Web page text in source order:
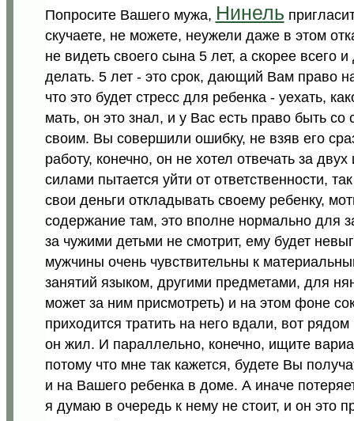
Попросите Вашего мужа, Нинель
скучаете, не можете, неужели даже в этом
не видеть своего сына 5 лет, а скорее всего
делать. 5 лет - это срок, дающий Вам право
что это будет стресс для ребенка - уехать,
мать, он это знал, и у Вас есть право быть со
своим. Вы совершили ошибку, не взяв его
работу, конечно, он не хотел отвечать за
силами пытается уйти от ответственности,
свои деньги откладывать своему ребенку,
содержание там, это вполне нормально для
за чужими детьми не смотрит, ему будет
мужчины очень чувствительны к
занятий языком, другими предметами, для
может за ним присмотреть) и на этом фоне
приходится тратить на него вдали, вот
он жил. И параллельно, конечно, ищите
потому что мне так кажется, будете Вы
и на Вашего ребенка в доме. А иначе
я думаю в очередь к нему не стоит, и он это